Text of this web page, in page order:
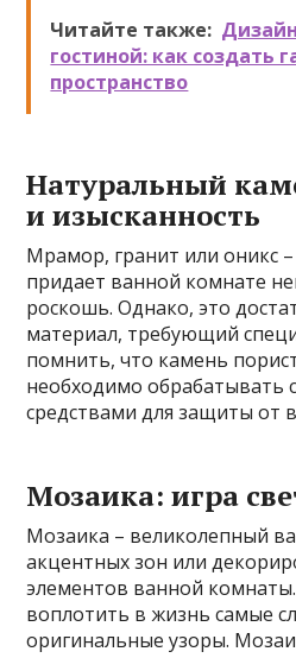
Читайте также:
гостиной: как создать
пространство
Натуральный
и изысканность
Мрамор, гранит или оникс
придает ванной комнате
роскошь. Однако, это
материал, требующий
помнить, что камень
необходимо обрабатывать
средствами для защиты от
Мозаика: игра
Мозаика – великолепный
акцентных зон или
элементов ванной
воплотить в жизнь самые
оригинальные узоры.